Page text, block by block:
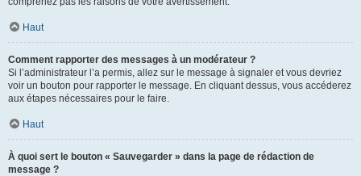
Haut
Comment rapporter des messages à un modérateur ?
Si l’administrateur l’a permis, allez sur le message à signaler et vous devriez
voir un bouton pour rapporter le message. En cliquant dessus, vous accéderez
aux étapes nécessaires pour le faire.
Haut
À quoi sert le bouton « Sauvegarder » dans la page de rédaction de
message ?